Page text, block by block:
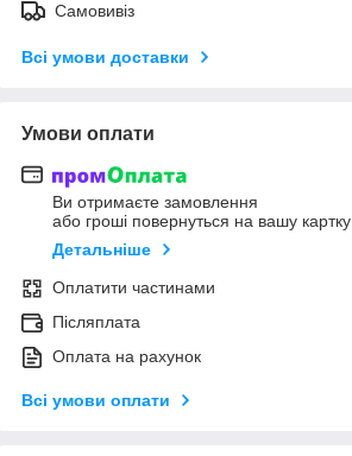
Самовивіз
Всі умови доставки
Умови оплати
Ви отримаєте замовлення
або гроші повернуться на вашу картку
Детальніше
Оплатити частинами
Післяплата
Оплата на рахунок
Всі умови оплати